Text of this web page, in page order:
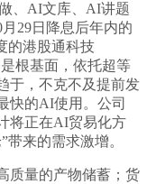
、AI文库、AI讲题
29日降息后年内的
的港股通科技
根基面，依托超等
于，不克不及提前发
快的AI使用。公司
将正在AI贸易化方
来的需求激增。
量的产物储蓄；货